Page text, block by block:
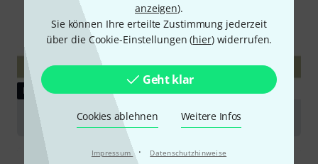
anzeigen).
Sie können Ihre erteilte Zustimmung jederzeit
über die Cookie-Einstellungen (hier) widerrufen.
Geht klar
Cookies ablehnen Weitere Infos
Impressum · Datenschutzhinweise
DOWNLOAD
Assembly instructions